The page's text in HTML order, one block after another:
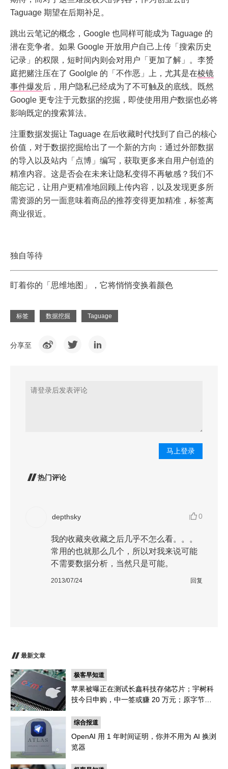
Taguage 期望在后期补足。
跳出云笔记的概念，Google 也同样可能成为 Taguage 的
潜在竞争者。如果 Google 开放用户自己上传「搜索历史
记录」的权限，短时间内则会对用户「更加了解」。李赟
庭把赌注压在了 Goolgle 的「不作恶」上，尤其是在棱镜
事件爆发后，用户隐私已经成为了不可触及的底线。既然
Google 更专注于元数据的挖掘，即使使用用户数据也必将
影响既定的搜索算法。
注重数据发掘让 Taguage 在后收藏时代找到了自己的核心
价值，对于数据挖掘给出了一个新的方向：通过外部数据
的导入以及站内「点博」编写，获取更多来自用户创造的
精准内容。这是否会在未来让隐私变得不再敏感？我们不
能忘记，让用户更精准地回顾上传内容，以及发现更多所
需资源的另一面意味着商品的推荐变得更加精准，标签离
商业很近。
独自等待
盯着你的「思维地图」，它将悄悄变换着颜色
标签 数据挖掘 Taguage
分享至
马上登录
热门评论
depthsky 0
我的收藏夹收藏之后几乎不怎么看。。。
常用的也就那么几个，所以对我来说可能
不需要数据分析，当然只是可能。
2013/07/24 回复
最新文章
极客早知道
苹果被曝正在测试长鑫科技存储芯片；宇树科
技今日申购，中一签或赚 20 万元；原字节跳
综合报道
OpenAI 用 1 年时间证明，你并不用为 AI 换浏
览器